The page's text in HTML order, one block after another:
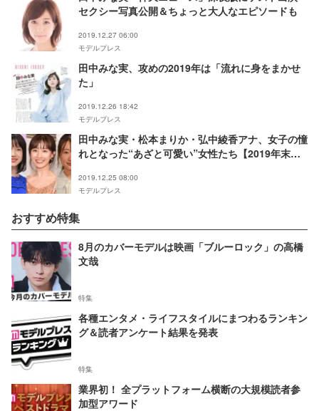
セクシー写真公開＆ちょっと大人なエピソードも
2019.12.27 06:00
モデルプレス
田中みな実、攻めの2019年は「流れに身をまかせ
た」
2019.12.26 18:42
モデルプレス
田中みな実・松本まりか・弘中綾香アナ、女子の憧
れとなった“あざと可愛い”女性たち【2019年末特
2019.12.25 08:00
モデルプレス
おすすめ特集
8月のカバーモデルは映画「ブルーロック」の高橋
文哉
特集
各種エンタメ・ライフスタイルにまつわるランキン
グ＆読者アンケート結果を発表
特集
業界初！ 全プラットフォーム横断の大規模読者参
加型アワード